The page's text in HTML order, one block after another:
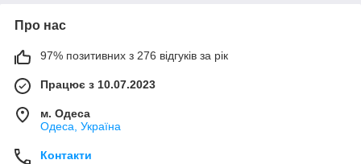
Про нас
97% позитивних з 276 відгуків за рік
Працює з 10.07.2023
м. Одеса
Одеса, Україна
Контакти